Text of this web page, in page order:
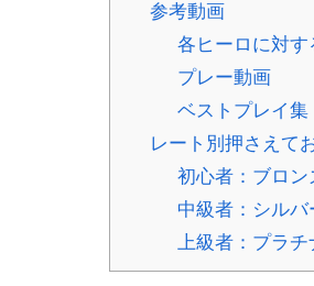
参考動画
各ヒーロに対す
プレー動画
ベストプレイ集
レート別押さえて
初心者：ブロン
中級者：シルバ
上級者：プラチ